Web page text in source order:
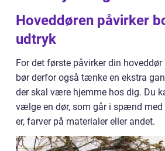
Hoveddøren påvirker
udtryk
For det første påvirker din
bør derfor også tænke en ekstra
der skal være hjemme hos dig. Du
vælge en dør, som går i spænd med
er, farver på materialer eller andet.